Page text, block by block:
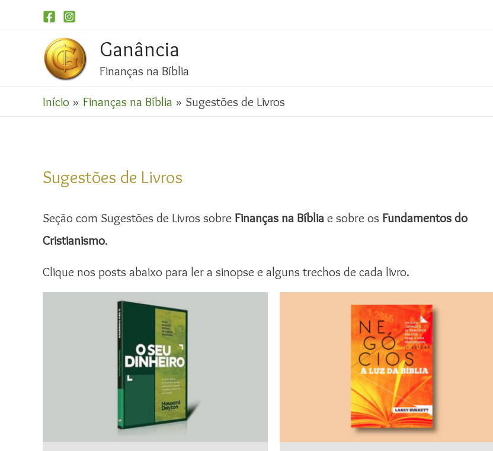
Ganância
Finanças na Bíblia
Início Finanças na Bíblia Sugestões de Livros
Sugestões de Livros
Seção com Sugestões de Livros sobre Finanças na Bíblia e sobre os Fundamentos do
Cristianismo.
Clique nos posts abaixo para ler a sinopse e alguns trechos de cada livro.